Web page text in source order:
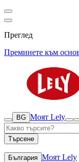
Преглед
Преминете към
BG Моят Lely
Търсене
България Моят Lely